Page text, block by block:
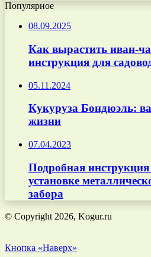
Популярное
08.09.2025
Как вырастить иван-
инструкция для
05.11.2024
Кукуруза Бондюэль:
жизни
07.04.2023
Подробная
установке
забора
© Copyright 2026, Kogur.ru
Кнопка «Наверх»